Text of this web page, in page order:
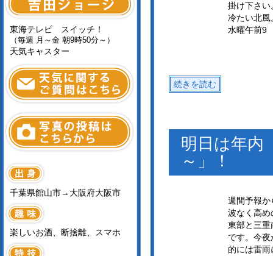
掛け下さい
冷たい北風
水曜午前9
続きを読む
明日は年内
～」！
週間予報か
波なく高め
東部と三重
です。今
的には雷
東海テレビ スイッチ！
（毎週 月～金 朝9時50分～）
天気キャスター
千葉県館山市→大阪府大阪市
楽しいお酒、断捨離、スマホ